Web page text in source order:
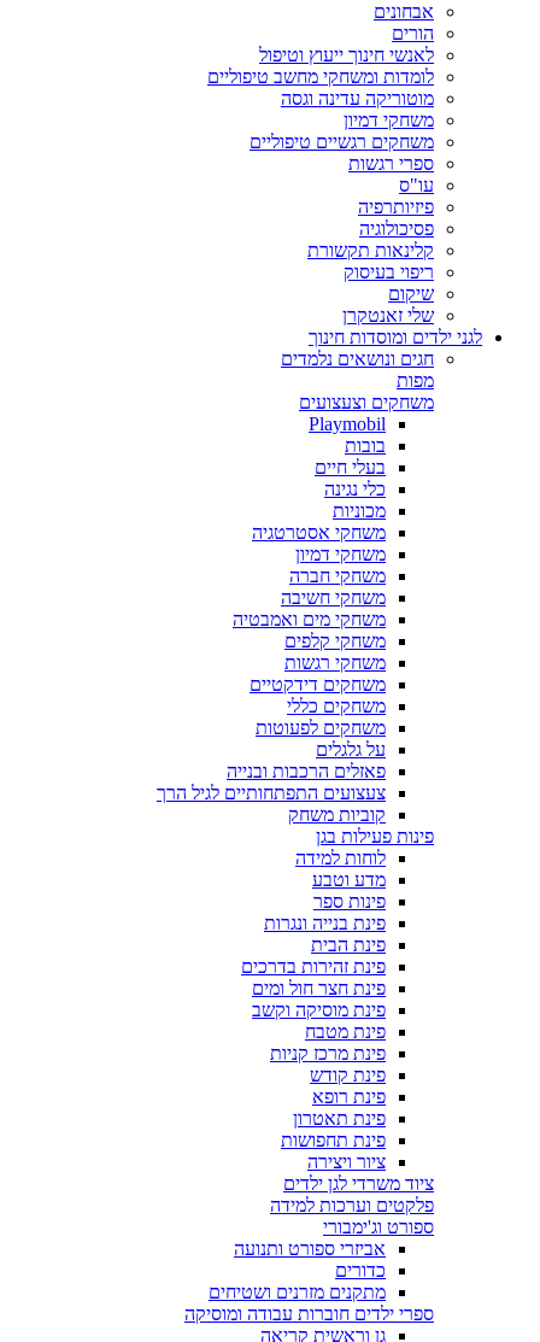
אבחונים
הורים
לאנשי חינוך ייעוץ וטיפול
לומדות ומשחקי מחשב טיפוליים
מוטוריקה עדינה וגסה
משחקי דמיון
משחקים רגשיים טיפוליים
ספרי רגשות
עו"ס
פיזיותרפיה
פסיכולוגיה
קלינאות תקשורת
ריפוי בעיסוק
שיקום
שלי זאנטקרן
לגני ילדים ומוסדות חינוך
חגים ונושאים נלמדים
מפות
משחקים וצעצועים
Playmobil
בובות
בעלי חיים
כלי נגינה
מכוניות
משחקי אסטרטגיה
משחקי דמיון
משחקי חברה
משחקי חשיבה
משחקי מים ואמבטיה
משחקי קלפים
משחקי רגשות
משחקים דידקטיים
משחקים כללי
משחקים לפעוטות
על גלגלים
פאזלים הרכבות ובנייה
צעצועים התפתחותיים לגיל הרך
קוביות משחק
פינות פעילות בגן
לוחות למידה
מדע וטבע
פינות ספר
פינת בנייה ונגרות
פינת הבית
פינת זהירות בדרכים
פינת חצר חול ומים
פינת מוסיקה וקשב
פינת מטבח
פינת מרכז קניות
פינת קודש
פינת רופא
פינת תאטרון
פינת תחפושות
ציור ויצירה
ציוד משרדי לגן ילדים
פלקטים וערכות למידה
ספורט וג'ימבורי
אביזרי ספורט ותנועה
כדורים
מתקנים מזרנים ושטיחים
ספרי ילדים חוברות עבודה ומוסיקה
גן וראשית קריאה